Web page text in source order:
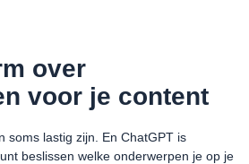
over
voor je content
soms lastig zijn. En ChatGPT is
beslissen welke onderwerpen je op je